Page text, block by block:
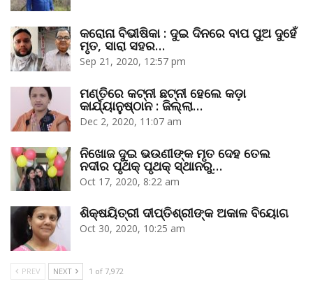
କରୋନା ବିଭୀଷିକା : ଦୁଇ ଦିନରେ ବାପ ପୁଅ ଦୁହେଁ
ମୃତ, ସାରା ସହର…
Sep 21, 2020, 12:57 pm
ମଣ୍ତିରେ କଟ୍‌ନୀ ଛଟ୍‌ନୀ ହେଲେ କଡ଼ା
କାର୍ଯ୍ୟାନୁଷ୍ଠାନ : ଜିଲ୍ଲା…
Dec 2, 2020, 11:07 am
ନିଖୋଜ ଦୁଇ ଭଉଣୀଙ୍କ ମୃତ ଦେହ ତେଲ
ନଦୀର ପୃଥକ୍‌ ପୃଥକ୍‌ ସ୍ଥାନରୁ…
Oct 17, 2020, 8:22 am
ଶିକ୍ଷୟିତ୍ରୀ ଦୀପ୍ତିଶ୍ରୀଙ୍କ ଅକାଳ ବିୟୋଗ
Oct 30, 2020, 10:25 am
PREV NEXT 1 of 7,972